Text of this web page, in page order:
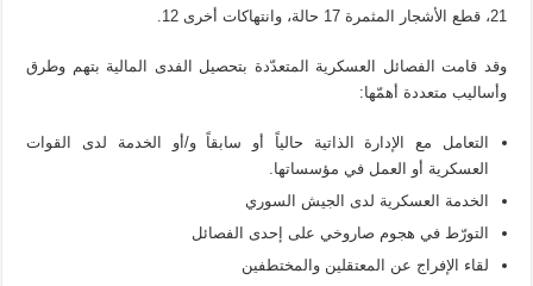
21، قطع الأشجار المثمرة 17 حالة، وانتهاكات أخرى 12.
وقد قامت الفصائل العسكرية المتعدّدة بتحصيل الفدى المالية بتهم وطرق
وأساليب متعددة أهمّها:
التعامل مع الإدارة الذاتية حالياً أو سابقاً و/أو الخدمة لدى القوات
العسكرية أو العمل في مؤسساتها.
الخدمة العسكرية لدى الجيش السوري
التورّط في هجوم صاروخي على إحدى الفصائل
لقاء الإفراج عن المعتقلين والمختطفين